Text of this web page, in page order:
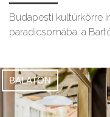
Budapesti kultúrkörre
paradicsomába, a
BALATON